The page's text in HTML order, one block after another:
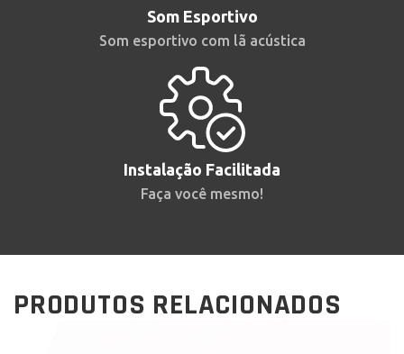
Som Esportivo
Som esportivo com lã acústica
Instalação Facilitada
Faça você mesmo!
PRODUTOS RELACIONADOS